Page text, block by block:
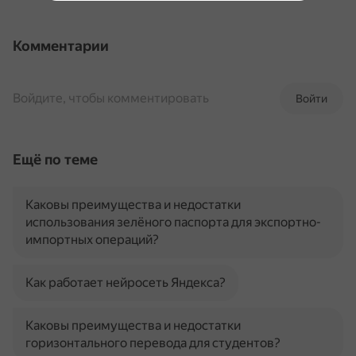
Комментарии
Войти
Войдите, чтобы комментировать
Ещё по теме
Каковы преимущества и недостатки
использования зелёного паспорта для экспортно-
импортных операций?
Как работает нейросеть Яндекса?
Каковы преимущества и недостатки
горизонтального перевода для студентов?